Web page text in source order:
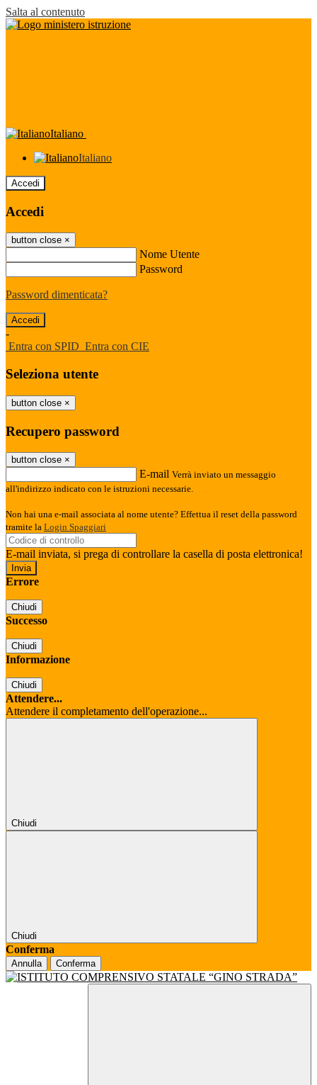
Salta al contenuto
Italiano
Italiano
Accedi
Accedi
button close ×
Nome Utente
Password
Password dimenticata?
-
Entra con SPID Entra con CIE
Seleziona utente
button close ×
Recupero password
button close ×
E-mail Verrà inviato un messaggio
all'indirizzo indicato con le istruzioni necessarie.
Non hai una e-mail associata al nome utente? Effettua il reset della password
tramite la Login Spaggiari
E-mail inviata, si prega di controllare la casella di posta elettronica!
Errore
Chiudi
Successo
Chiudi
Informazione
Chiudi
Attendere...
Attendere il completamento dell'operazione...
Chiudi
Chiudi
Conferma
Annulla Conferma